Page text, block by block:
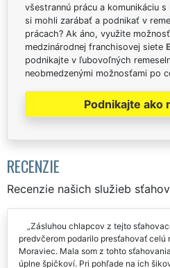
všestrannú prácu a komunikáciu
si mohli zarábať a podnikať v
prácach? Ak áno, využite
medzinárodnej franchisovej siete
podnikajte v ľubovoľných
neobmedzenými možnosťami po
Podnikajte ako
RECENZIE
Recenzie našich služieb
Zásluhou chlapcov z tejto
predvčerom podarilo presťahovať
Moraviec. Mala som z tohto
úplne špičkoví. Pri pohľade na ich